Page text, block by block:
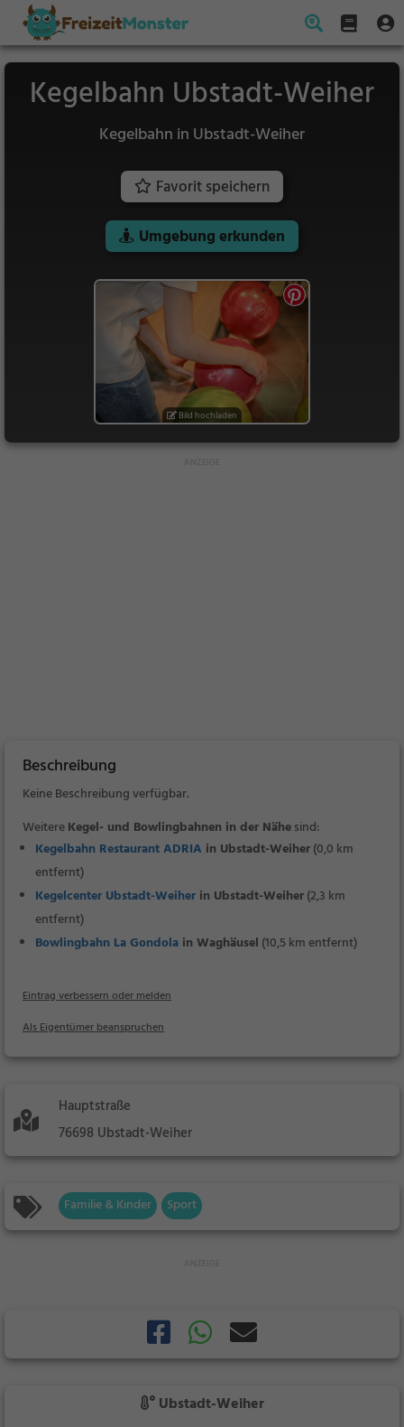
Kegelbahn Ubstadt-Weiher
Kegelbahn in Ubstadt-Weiher
Favorit speichern
Umgebung erkunden
Bild hochladen
Beschreibung
Keine Beschreibung verfügbar.
WeitereKegel- und Bowlingbahnen in der Nähesind:
Kegelbahn Restaurant ADRIA in Ubstadt-Weiher(0,0 km
entfernt)
Kegelcenter Ubstadt-Weiher in Ubstadt-Weiher(2,3 km
entfernt)
Bowlingbahn La Gondola in Waghäusel (10,5 km entfernt)
Eintrag verbessern oder melden
Als Eigentümer beanspruchen
Hauptstraße
76698 Ubstadt-Weiher
Familie & Kinder Sport
Ubstadt-Weiher